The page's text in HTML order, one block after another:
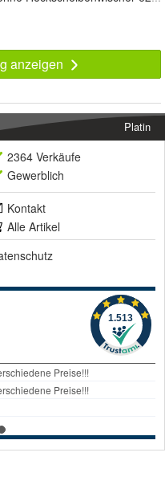
anzeigen
Platin
2364 Verkäufe
Gewerblich
Kontakt
Alle Artikel